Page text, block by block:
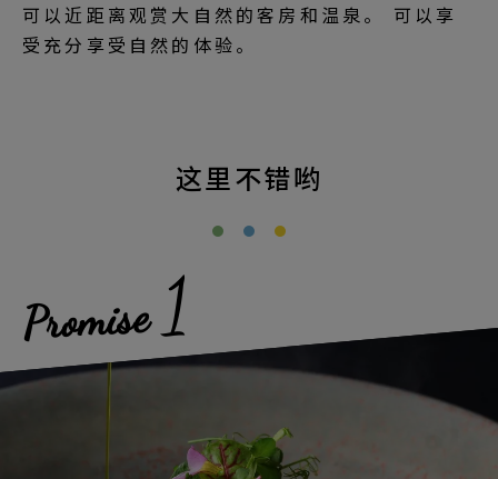
可以近距离观赏大自然的客房和温泉。 可以享
受充分享受自然的体验。
这里不错哟
Promise 1